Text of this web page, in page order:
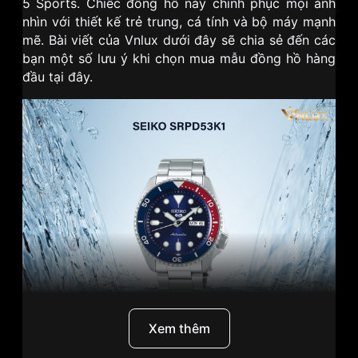
5 Sports. Chiếc đồng hồ này chinh phục mọi ánh
nhìn với thiết kế trẻ trung, cá tính và bộ máy mạnh
mẽ. Bài viết của Vnlux dưới đây sẽ chia sẻ đến các
bạn một số lưu ý khi chọn mua mẫu đồng hồ hàng
đầu tại đây.
Đánh giá chi tiết Seiko 42.5mm Nam SRPD53K1
Xem thêm